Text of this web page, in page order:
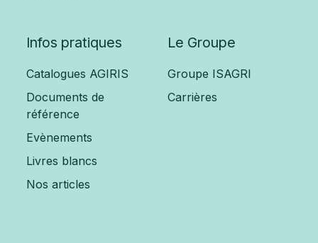
Infos pratiques
Catalogues AGIRIS
Documents de
référence
Evènements
Livres blancs
Nos articles
Le Groupe
Groupe ISAGRI
Carrières